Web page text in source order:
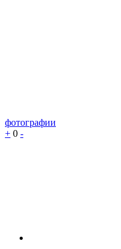
фотографии
+ 0 -